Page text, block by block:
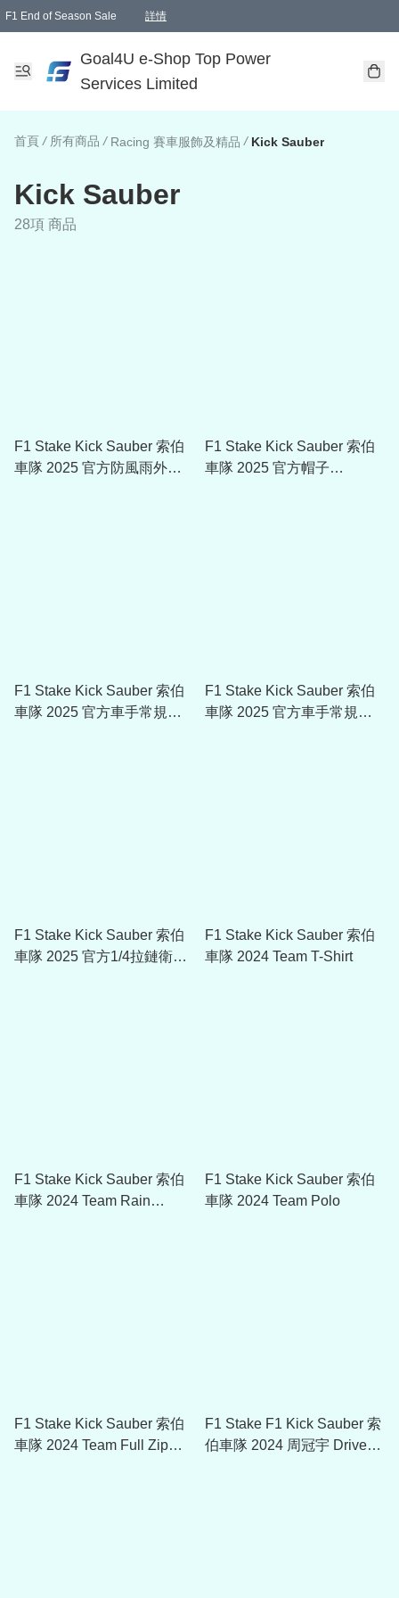
F1 End of Season Sale 詳情
Goal4U e-Shop Top Power
Services Limited
首頁 / 所有商品 / Racing 賽車服飾及精品 / Kick Sauber
Kick Sauber
28項 商品
F1 Stake Kick Sauber 索伯
車隊 2025 官方防風雨外套
F1 Stake Kick Sauber 索伯
車隊 2025 官方帽子
F1 Stake Kick Sauber 索伯
車隊 2025 官方車手常規版
F1 Stake Kick Sauber 索伯
車隊 2025 官方車手常規版T-
F1 Stake Kick Sauber 索伯
車隊 2025 官方1/4拉鏈衛衣
F1 Stake Kick Sauber 索伯
車隊 2024 Team T-Shirt
F1 Stake Kick Sauber 索伯
車隊 2024 Team Rain
F1 Stake Kick Sauber 索伯
車隊 2024 Team Polo
F1 Stake Kick Sauber 索伯
車隊 2024 Team Full Zip
F1 Stake F1 Kick Sauber 索
伯車隊 2024 周冠宇 Driver